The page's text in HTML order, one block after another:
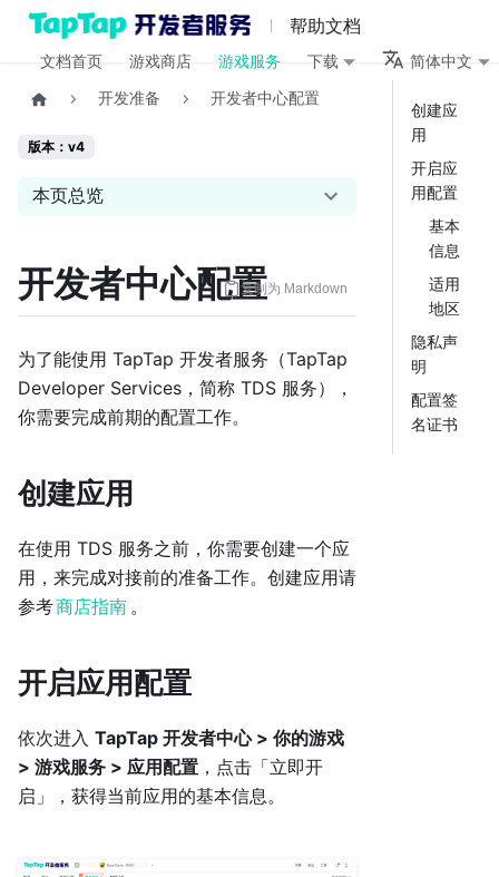
帮助文档
文档首页 游戏商店 游戏服务 下载
简体中文
开发准备
开发者中心配置
版本：v4
本页总览
开发者中心配置复制为 Markdown
为了能使用 TapTap 开发者服务（TapTap
Developer Services，简称 TDS 服务），
你需要完成前期的配置工作。
创建应用
在使用 TDS 服务之前，你需要创建一个应
用，来完成对接前的准备工作。创建应用请
参考商店指南 。
开启应用配置
依次进入 TapTap 开发者中心 > 你的游戏
> 游戏服务 > 应用配置 ，点击「立即开
启」，获得当前应用的基本信息。
创建应
用
开启应
用配置
基本
信息
适用
地区
隐私声
明
配置签
名证书